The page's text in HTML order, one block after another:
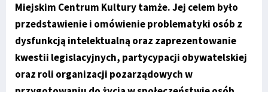
Miejskim Centrum Kultury tamże. Jej celem było
przedstawienie i omówienie problematyki osób z
dysfunkcją intelektualną oraz zaprezentowanie
kwestii legislacyjnych, partycypacji obywatelskiej
oraz roli organizacji pozarządowych w